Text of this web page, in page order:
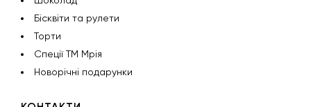
Бісквіти та рулети
Торти
Спеції ТМ Мрія
Новорічні подарунки